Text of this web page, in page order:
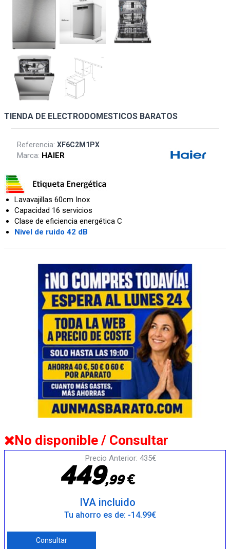
TIENDA DE ELECTRODOMESTICOS BARATOS
Referencia:XF6C2M1PX
Marca: HAIER
Lavavajillas 60cm Inox
Capacidad 16 servicios
Clase de eficiencia energética C
Nivel de ruido 42 dB
No disponible / Consultar
Precio Anterior: 435€
449,99€
IVA incluido
Tu ahorro es de: -14.99€
Consultar